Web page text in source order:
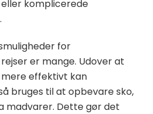
komplicerede
for
er mange. Udover at
effektivt kan
bruges til at opbevare sko,
madvarer. Dette gør det